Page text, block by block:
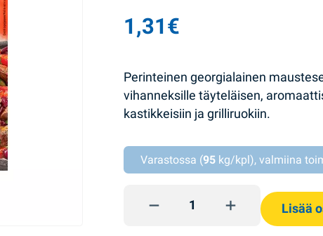
1,31€
Perinteinen georgialainen
vihanneksille täyteläisen,
kastikkeisiin ja grilliruokiin.
Varastossa (95 kg/kpl), valmiina
Mausteseos Hmeli-suneli 25g
Lisää